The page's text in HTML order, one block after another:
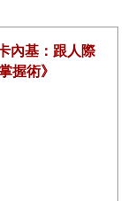
內基：跟人際
握術》